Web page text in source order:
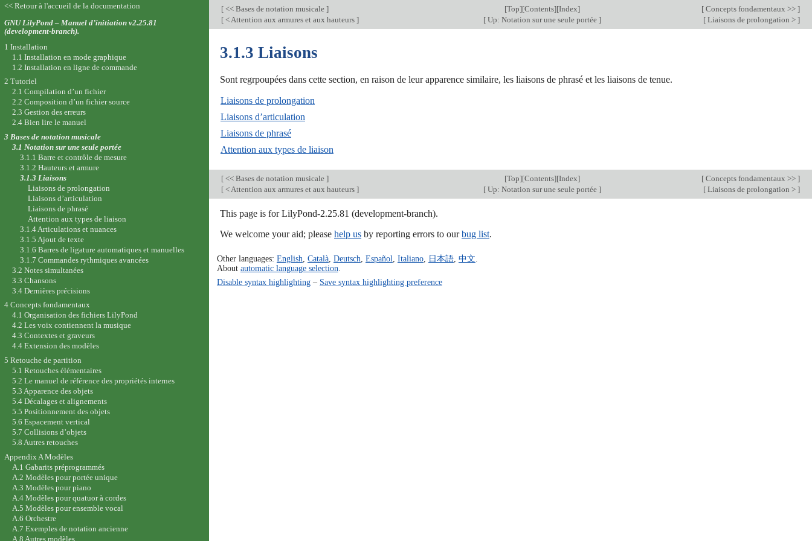
[ << Bases de notation musicale ] [Top][Contents][Index] [ Concepts fondamentaux >> ]
[ < Attention aux armures et aux hauteurs ] [ Up: Notation sur une seule portée ] [ Liaisons de prolongation > ]
3.1.3 Liaisons
Sont regrpoupées dans cette section, en raison de leur apparence similaire, les liaisons de phrasé et les liaisons de tenue.
Liaisons de prolongation
Liaisons d’articulation
Liaisons de phrasé
Attention aux types de liaison
[ << Bases de notation musicale ] [Top][Contents][Index] [ Concepts fondamentaux >> ]
[ < Attention aux armures et aux hauteurs ] [ Up: Notation sur une seule portée ] [ Liaisons de prolongation > ]
This page is for LilyPond-2.25.81 (development-branch).
We welcome your aid; please help us by reporting errors to ourbug list.
Other languages: English Català, Deutsch Español Italiano, 日本語, 中文
About automatic language selection
Disable syntax highlighting– Save syntax highlighting preference
<< Retour à l'accueil de la documentation
GNU LilyPond – Manuel d’initiation v2.25.81
(development-branch).
1 Installation
1.1 Installation en mode graphique
1.2 Installation en ligne de commande
2 Tutoriel
2.1 Compilation d’un fichier
2.2 Composition d’un fichier source
2.3 Gestion des erreurs
2.4 Bien lire le manuel
3 Bases de notation musicale
3.1 Notation sur une seule portée
3.1.1 Barre et contrôle de mesure
3.1.2 Hauteurs et armure
3.1.3 Liaisons
Liaisons de prolongation
Liaisons d’articulation
Liaisons de phrasé
Attention aux types de liaison
3.1.4 Articulations et nuances
3.1.5 Ajout de texte
3.1.6 Barres de ligature automatiques et manuelles
3.1.7 Commandes rythmiques avancées
3.2 Notes simultanées
3.3 Chansons
3.4 Dernières précisions
4 Concepts fondamentaux
4.1 Organisation des fichiers LilyPond
4.2 Les voix contiennent la musique
4.3 Contextes et graveurs
4.4 Extension des modèles
5 Retouche de partition
5.1 Retouches élémentaires
5.2 Le manuel de référence des propriétés internes
5.3 Apparence des objets
5.4 Décalages et alignements
5.5 Positionnement des objets
5.6 Espacement vertical
5.7 Collisions d’objets
5.8 Autres retouches
Appendix A Modèles
A.1 Gabarits préprogrammés
A.2 Modèles pour portée unique
A.3 Modèles pour piano
A.4 Modèles pour quatuor à cordes
A.5 Modèles pour ensemble vocal
A.6 Orchestre
A.7 Exemples de notation ancienne
A.8 Autres modèles